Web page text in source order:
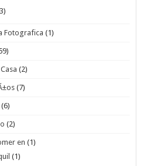
Fotografica (1)
(2)
(7)
(6)
(2)
en (1)
(1)